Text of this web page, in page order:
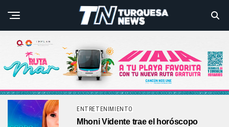
ENTRETENIMIENTO
Mhoni Vidente trae el horóscopo